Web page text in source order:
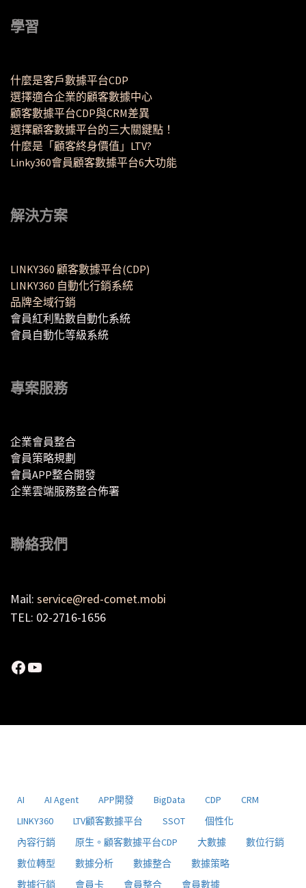
學習
什麼是客戶數據平台CDP
選擇適合企業的顧客數據中心
顧客數據平台CDP與CRM差異
選擇顧客數據平台的三大關鍵點！
什麼是「顧客終身價值」LTV?
Linky360會員顧客數據平台6大功能
解決方案
LINKY360 顧客數據平台(CDP)
LINKY360 自動化行銷系統
品牌全域行銷
會員紅利點數自動化系統
會員自動化等級系統
專案服務
企業會員整合
會員策略規劃
會員APP整合開發
企業雲端服務整合佈署
聯絡我們
Mail: service@red-comet.mobi
TEL: 02-2716-1656
Facebook
YouTube
AI AI Agent APP開發 BigData CDP
CRM
LINKY360
LTV顧客數據平台 SSOT
個性化
內容行銷
原生。顧客數據平台CDP 大數據
數位行銷
數位轉型
數據分析 數據整合
數據策略
數據行銷
會員卡 會員整合 會員數據